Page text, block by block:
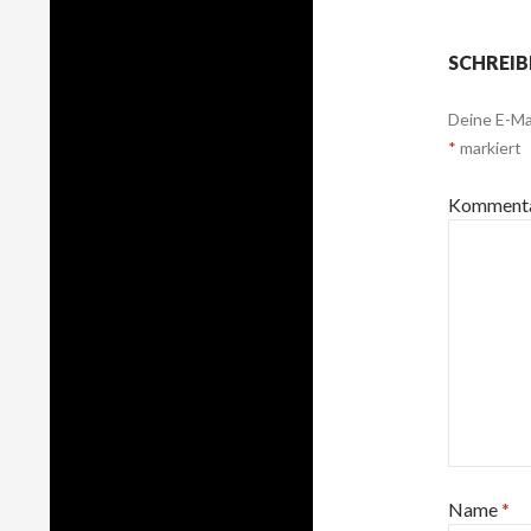
Deine E-
* markiert
Name*